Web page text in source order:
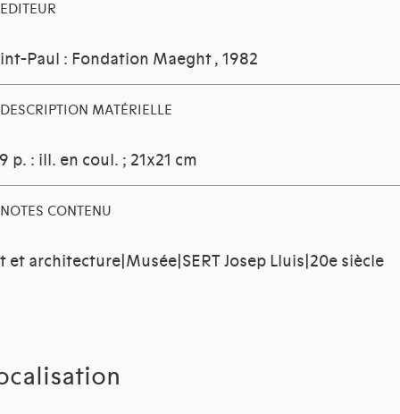
EDITEUR
Paul : Fondation Maeght, 1982
DESCRIPTION MATÉRIELLE
p. : ill. en coul. ; 21x21 cm
NOTES CONTENU
et architecture|Musée|SERT Josep Lluis|20e siècle